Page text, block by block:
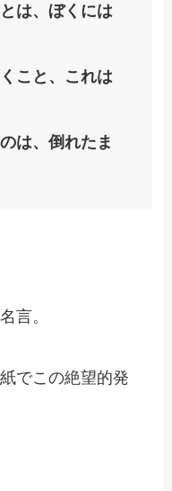
は、ぼくには
こと、これは
は、倒れたま
言。
でこの絶望的発